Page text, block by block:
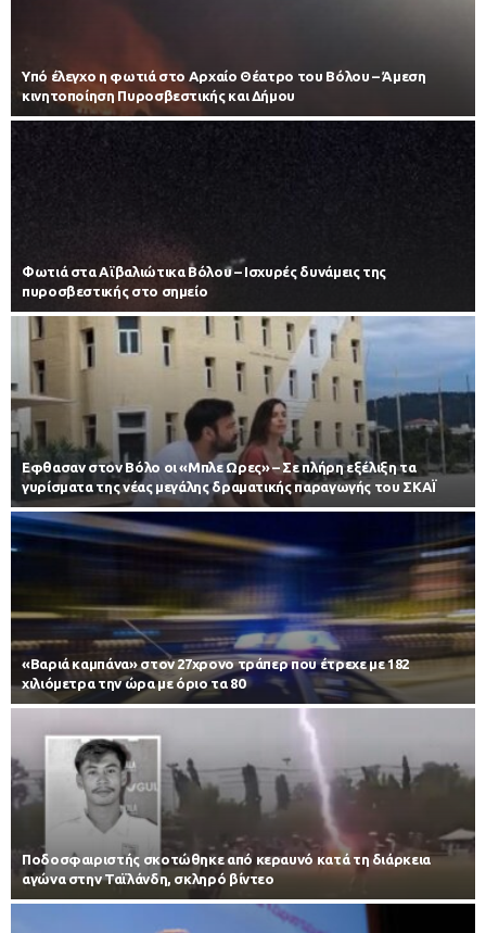
Υπό έλεγχο η φωτιά στο Αρχαίο Θέατρο του Βόλου – Άμεση
κινητοποίηση Πυροσβεστικής και Δήμου
Φωτιά στα Αϊβαλιώτικα Βόλου – Ισχυρές δυνάμεις της
πυροσβεστικής στο σημείο
Εφθασαν στον Βόλο οι «Μπλε Ωρες» – Σε πλήρη εξέλιξη τα
γυρίσματα της νέας μεγάλης δραματικής παραγωγής του ΣΚΑΪ
«Βαριά καμπάνα» στον 27χρονο τράπερ που έτρεχε με 182
χιλιόμετρα την ώρα με όριο τα 80
Ποδοσφαιριστής σκοτώθηκε από κεραυνό κατά τη διάρκεια
αγώνα στην Ταϊλάνδη, σκληρό βίντεο